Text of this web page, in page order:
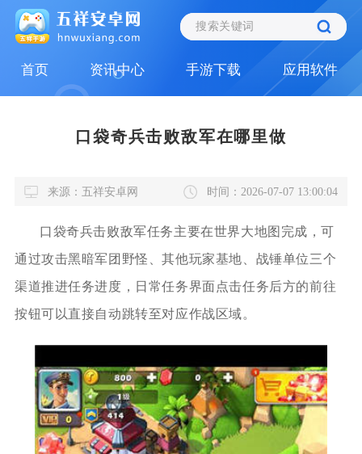
首页 资讯中心 手游下载 应用软件
口袋奇兵击败敌军在哪里做
来源：五祥安卓网 时间：2026-07-07 13:00:04
口袋奇兵击败敌军任务主要在世界大地图完成，可
通过攻击黑暗军团野怪、其他玩家基地、战锤单位三个
渠道推进任务进度，日常任务界面点击任务后方的前往
按钮可以直接自动跳转至对应作战区域。